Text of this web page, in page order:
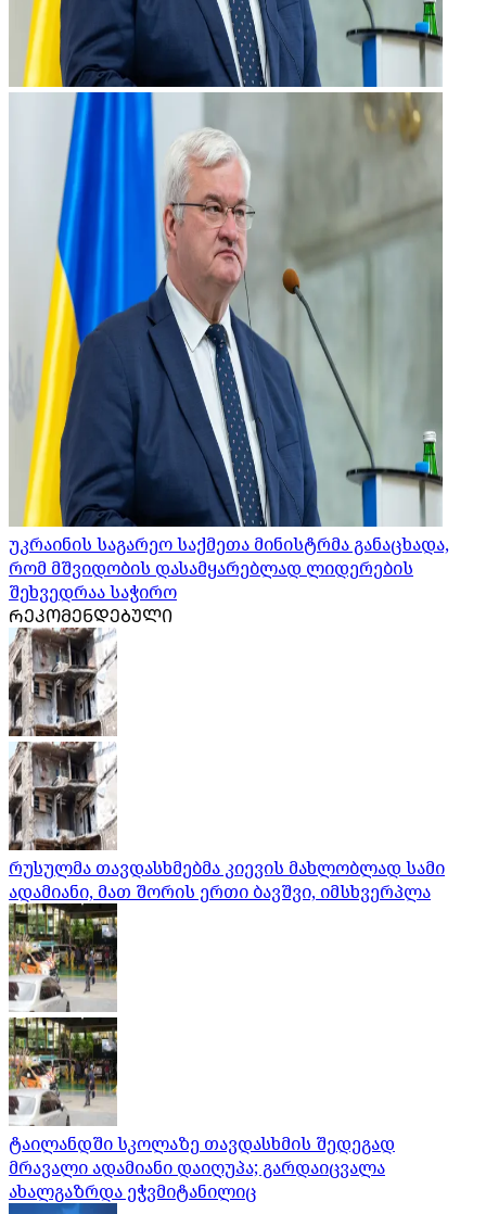
უკრაინის საგარეო საქმეთა მინისტრმა განაცხადა,
რომ მშვიდობის დასამყარებლად ლიდერების
შეხვედრაა საჭირო
ᲠᲔᲙᲝᲛᲔᲜᲓᲔᲑᲣᲚᲘ
რუსულმა თავდასხმებმა კიევის მახლობლად სამი
ადამიანი, მათ შორის ერთი ბავშვი, იმსხვერპლა
ტაილანდში სკოლაზე თავდასხმის შედეგად
მრავალი ადამიანი დაიღუპა; გარდაიცვალა
ახალგაზრდა ეჭვმიტანილიც